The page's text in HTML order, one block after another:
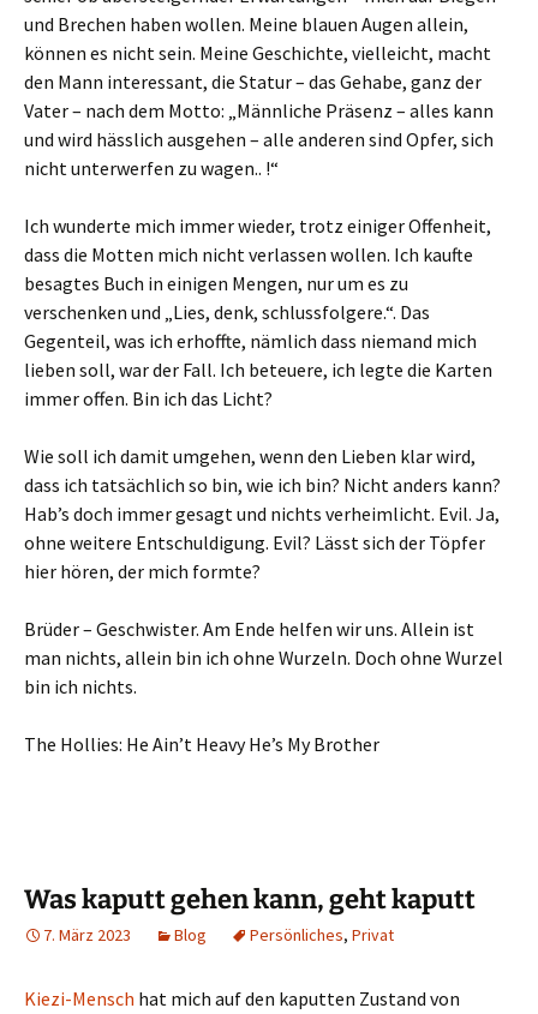
und Brechen haben wollen. Meine blauen Augen allein,
können es nicht sein. Meine Geschichte, vielleicht, macht
den Mann interessant, die Statur – das Gehabe, ganz der
Vater – nach dem Motto: „Männliche Präsenz – alles kann
und wird hässlich ausgehen – alle anderen sind Opfer, sich
nicht unterwerfen zu wagen.. !“
Ich wunderte mich immer wieder, trotz einiger Offenheit,
dass die Motten mich nicht verlassen wollen. Ich kaufte
besagtes Buch in einigen Mengen, nur um es zu
verschenken und „Lies, denk, schlussfolgere.“. Das
Gegenteil, was ich erhoffte, nämlich dass niemand mich
lieben soll, war der Fall. Ich beteuere, ich legte die Karten
immer offen. Bin ich das Licht?
Wie soll ich damit umgehen, wenn den Lieben klar wird,
dass ich tatsächlich so bin, wie ich bin? Nicht anders kann?
Hab’s doch immer gesagt und nichts verheimlicht. Evil. Ja,
ohne weitere Entschuldigung. Evil? Lässt sich der Töpfer
hier hören, der mich formte?
Brüder – Geschwister. Am Ende helfen wir uns. Allein ist
man nichts, allein bin ich ohne Wurzeln. Doch ohne Wurzel
bin ich nichts.
The Hollies: He Ain’t Heavy He’s My Brother
Was kaputt gehen kann, geht kaputt
7. März 2023 Blog Persönliches, Privat
Kiezi-Mensch hat mich auf den kaputten Zustand von